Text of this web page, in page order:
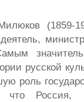
(1859-
русской
роль
что